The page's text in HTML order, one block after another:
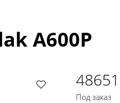
A600P
Под заказ